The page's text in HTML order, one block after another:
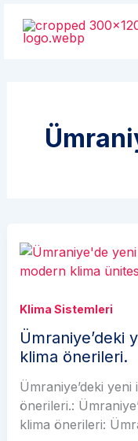
Klima Sistemleri
Ümraniye’deki
klima önerileri.
Ümraniye’deki
önerileri.:
klima önerileri: